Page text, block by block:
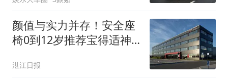
颜值与实力并存！安全座
椅0到12岁推荐宝得适神
湛江日报